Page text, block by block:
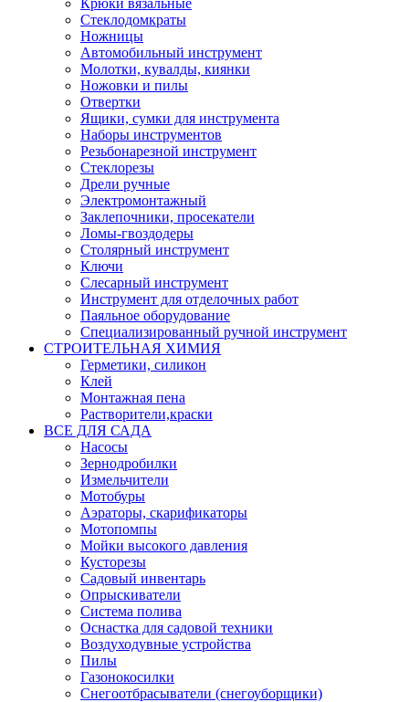
Крюки вязальные
Стеклодомкраты
Ножницы
Автомобильный инструмент
Молотки, кувалды, киянки
Ножовки и пилы
Отвертки
Ящики, сумки для инструмента
Наборы инструментов
Резьбонарезной инструмент
Стеклорезы
Дрели ручные
Электромонтажный
Заклепочники, просекатели
Ломы-гвоздодеры
Столярный инструмент
Ключи
Слесарный инструмент
Инструмент для отделочных работ
Паяльное оборудование
Специализированный ручной инструмент
СТРОИТЕЛЬНАЯ ХИМИЯ
Герметики, силикон
Клей
Монтажная пена
Растворители,краски
ВСЕ ДЛЯ САДА
Насосы
Зернодробилки
Измельчители
Мотобуры
Аэраторы, скарификаторы
Мотопомпы
Мойки высокого давления
Кусторезы
Садовый инвентарь
Опрыскиватели
Система полива
Оснастка для садовой техники
Воздуходувные устройства
Пилы
Газонокосилки
Снегоотбрасыватели (снегоуборщики)